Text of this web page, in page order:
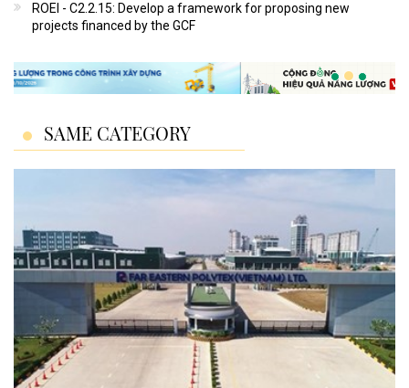
ROEI - C2.2.15: Develop a framework for proposing new
projects financed by the GCF
SAME CATEGORY